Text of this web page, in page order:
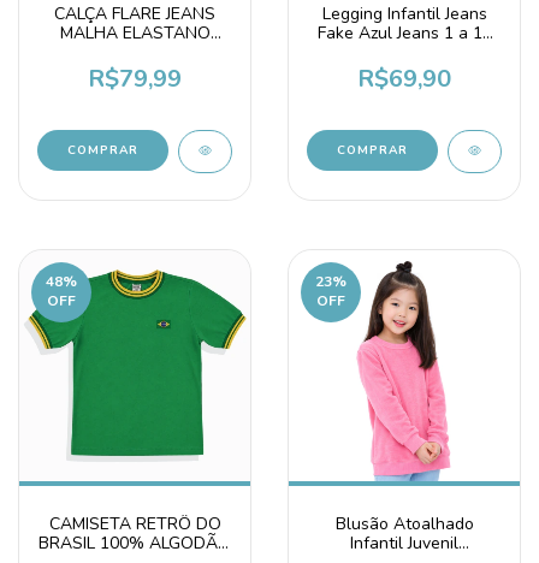
CALÇA FLARE JEANS
MALHA ELASTANO
JUVENIL
R$79,99
COMPRAR
Legging Infantil Jeans
Fake Azul Jeans 1 a 14
R$69,90
COMPRAR
48%
OFF
CAMISETA RETRÔ DO
BRASIL 100% ALGODÃO
23%
OFF
Blusão Atoalhado
Infantil Juvenil